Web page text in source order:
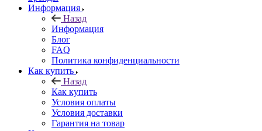
Информация
Назад
Информация
Блог
FAQ
Политика конфиденциальности
Как купить
Назад
Как купить
Условия оплаты
Условия доставки
Гарантия на товар